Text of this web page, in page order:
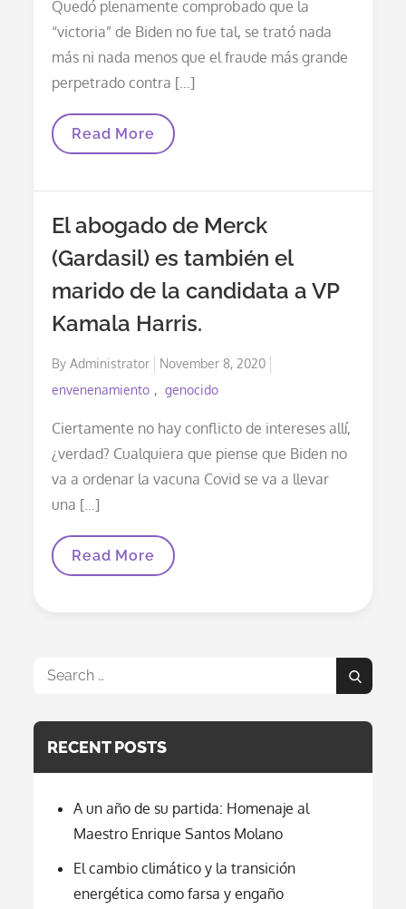
Quedó plenamente comprobado que la
“victoria” de Biden no fue tal, se trató nada
más ni nada menos que el fraude más grande
perpetrado contra […]
USA
Demente
Corrupto:
Demoledor
Informe
Navarro
De
Cómo
Se
El
“El
Inmaculado”
Read More
El abogado de Merck
(Gardasil) es también el
marido de la candidata a VP
Kamala Harris.
ByAdministrator
Posted
on
November 8, 2020
envenenamiento
genocido
Ciertamente no hay conflicto de intereses allí,
¿verdad? Cualquiera que piense que Biden no
va a ordenar la vacuna Covid se va a llevar
una […]
El
Marido
Candidata
A
VP
Kamala
Read More
Search
Search
RECENT POSTS
A un año de su partida: Homenaje al
Maestro Enrique Santos Molano
El cambio climático y la transición
energética como farsa y engaño